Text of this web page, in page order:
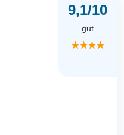
9,1/10
gut
★★★★